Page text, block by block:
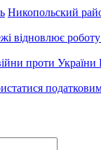
Никопольский
відновлює роботу
проти